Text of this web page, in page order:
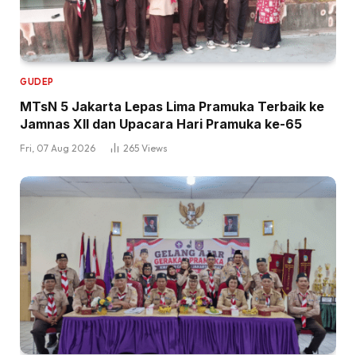
GUDEP
MTsN 5 Jakarta Lepas Lima Pramuka Terbaik ke
Jamnas XII dan Upacara Hari Pramuka ke-65
Fri, 07 Aug 2026 265 Views